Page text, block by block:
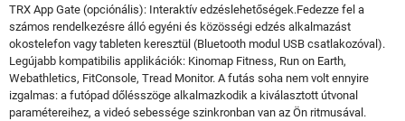
TRX App Gate (opciónális): Interaktív edzéslehetőségek.Fedezze fel a
számos rendelkezésre álló egyéni és közösségi edzés alkalmazást
okostelefon vagy tableten keresztül (Bluetooth modul USB csatlakozóval).
Legújabb kompatibilis applikációk: Kinomap Fitness, Run on Earth,
Webathletics, FitConsole, Tread Monitor. A futás soha nem volt ennyire
izgalmas: a futópad dőlésszöge alkalmazkodik a kiválasztott útvonal
paramétereihez, a videó sebessége szinkronban van az Ön ritmusával.